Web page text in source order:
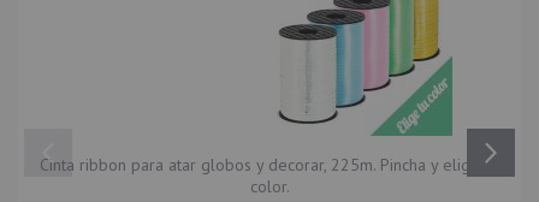
Cinta ribbon para atar globos y decorar, 225m. Pincha y elige el
color.